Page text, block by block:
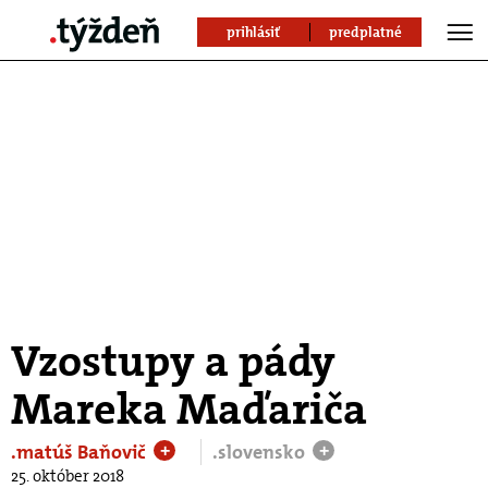
prihlásiť predplatné
Vzostupy a pády
Mareka Maďariča
.matúš Baňovič + .slovensko +
25. október 2018